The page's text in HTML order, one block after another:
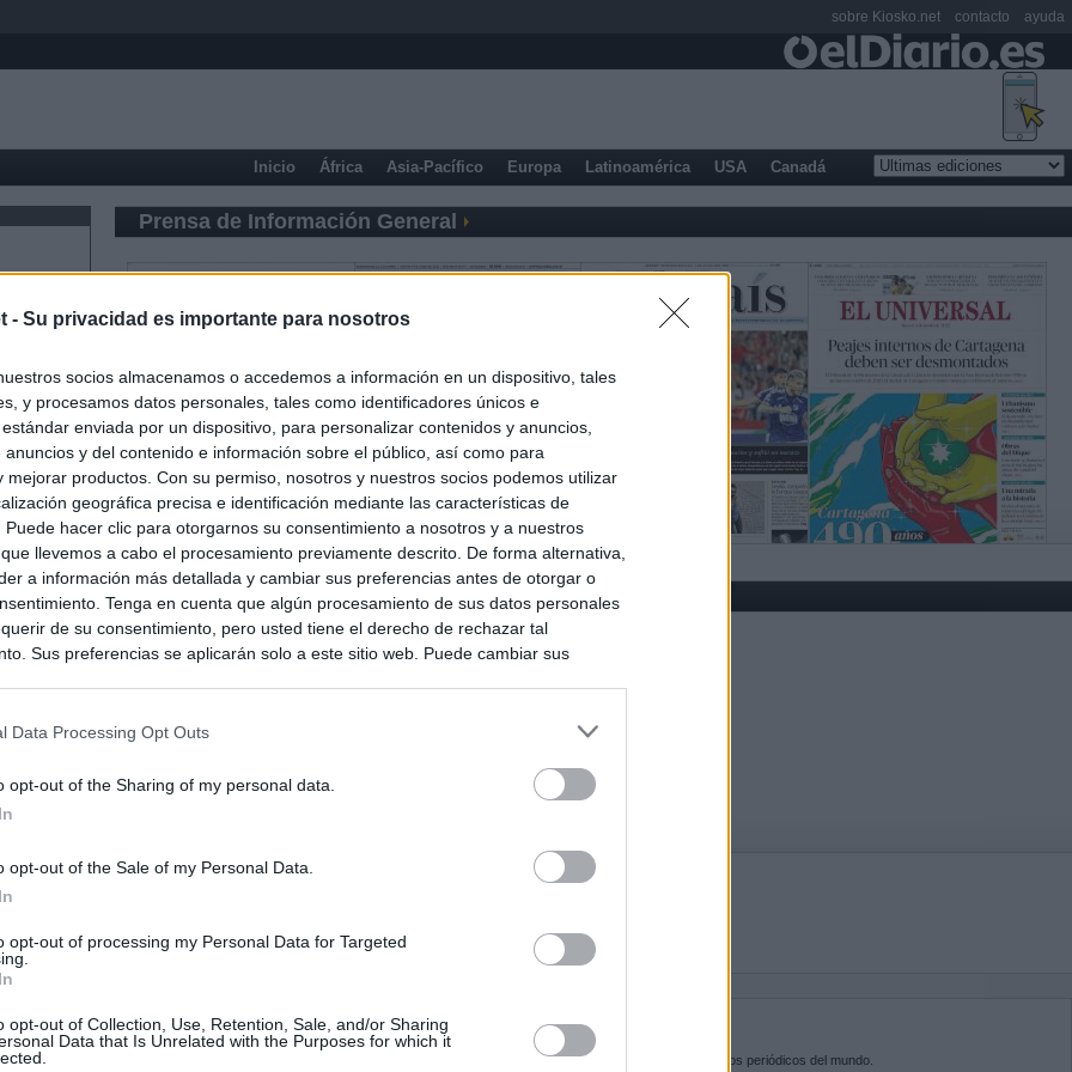
- Su privacidad es importante para nosotros
socios almacenamos o accedemos a información en un dispositivo, tales
y procesamos datos personales, tales como identificadores únicos e
enviada por un dispositivo, para personalizar contenidos y anuncios,
anuncios y del contenido e información sobre el público, así como para
mejorar productos. Con su permiso, nosotros y nuestros socios podemos utilizar
geográfica precisa e identificación mediante las características de
Puede hacer clic para otorgarnos su consentimiento a nosotros y a nuestros
llevemos a cabo el procesamiento previamente descrito. De forma alternativa,
a información más detallada y cambiar sus preferencias antes de otorgar o
Tenga en cuenta que algún procesamiento de sus datos personales
de su consentimiento, pero usted tiene el derecho de rechazar tal
Sus preferencias se aplicarán solo a este sitio web. Puede cambiar sus
Data Processing Opt Outs
opt-out of the Sharing of my personal data.
opt-out of the Sale of my Personal Data.
opt-out of processing my Personal Data for Targeted
opt-out of Collection, Use, Retention, Sale, and/or Sharing
Data that Is Unrelated with the Purposes for which it
Inicio África Asia-Pacífico Europa Latinoamérica USA Canadá
Prensa de Información General
se reparte 1,2 millones en dividendos y factura 710.000
SOBRE KIOSKO.NET
Kiosko.netes la puerta de entrada a los periódicos del mundo.
sobre Kiosko.net contacto ayuda